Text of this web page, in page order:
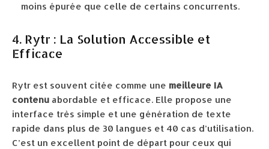
moins épurée que celle de certains concurrents.
4. Rytr : La Solution Accessible et
Efficace
Rytr est souvent citée comme une meilleure IA
contenu abordable et efficace. Elle propose une
interface très simple et une génération de texte
rapide dans plus de 30 langues et 40 cas d’utilisation.
C’est un excellent point de départ pour ceux qui